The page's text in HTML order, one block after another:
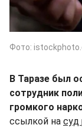
Фото:
В Таразе был
сотрудник
громкого
ссылкой на суд